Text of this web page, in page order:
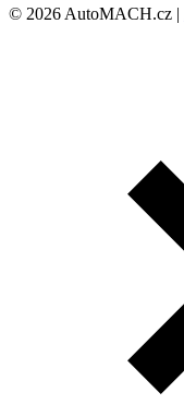
© 2026 AutoMACH.cz |